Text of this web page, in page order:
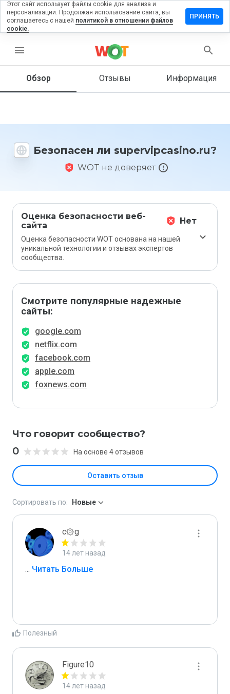
menu
Обзор Отзывы Информация
Безопасен ли supervipcasino.ru?
WOT не доверяет
Оценка безопасности веб-
сайта
Нет
Оценка безопасности WOT основана на нашей
уникальной технологии и отзывах экспертов
сообщества.
Смотрите популярные надежные
сайты:
google.com
netflix.com
facebook.com
apple.com
foxnews.com
Что говорит сообщество?
0 На основе 4 отзывов
Оставить отзыв
отзыв
Как бы
этот
1 до 5?
Сортировать по: Новые
c۞g
14 лет назад
... Читать Больше
Полезный
Figure10
14 лет назад
Этот сайт использует файлы cookie для анализа и
персонализации. Продолжая использование сайта, вы
соглашаетесь с нашей политикой в отношении файлов
cookie.
ПРИНЯТЬ